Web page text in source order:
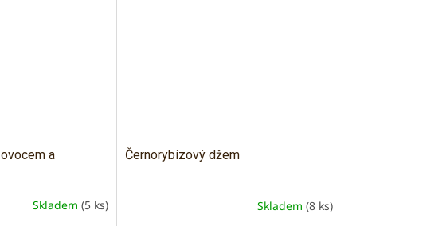
a
Skladem (5 ks)
Černorybízový džem
Skladem (8 ks)